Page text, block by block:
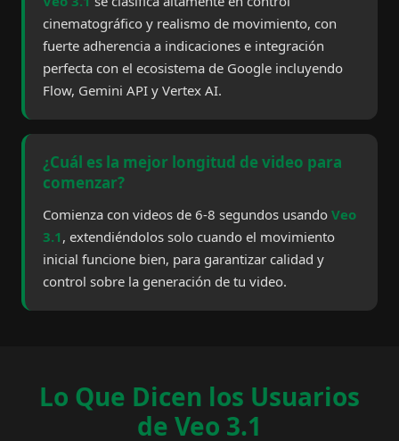
cinematográfico y realismo de movimiento, con
fuerte adherencia a indicaciones e integración
perfecta con el ecosistema de Google incluyendo
Flow, Gemini API y Vertex AI.
¿Cuál es la mejor longitud de video para
comenzar?
Comienza con videos de 6-8 segundos usando Veo
3.1 , extendiéndolos solo cuando el movimiento
inicial funcione bien, para garantizar calidad y
control sobre la generación de tu video.
Lo Que Dicen los Usuarios
de Veo 3.1